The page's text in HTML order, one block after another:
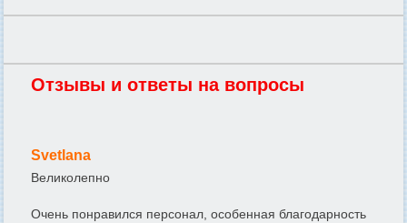
Отзывы и ответы на вопросы
Svetlana
Великолепно
Очень понравился персонал, особенная благодарность